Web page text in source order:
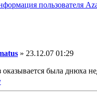
пользователя
» 23.12.07 01:29
была днюха